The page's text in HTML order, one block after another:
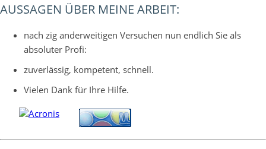
AUSSAGEN ÜBER MEINE ARBEIT:
nach zig anderweitigen Versuchen nun endlich Sie als
absoluter Profi:
zuverlässig, kompetent, schnell.
Vielen Dank für Ihre Hilfe.